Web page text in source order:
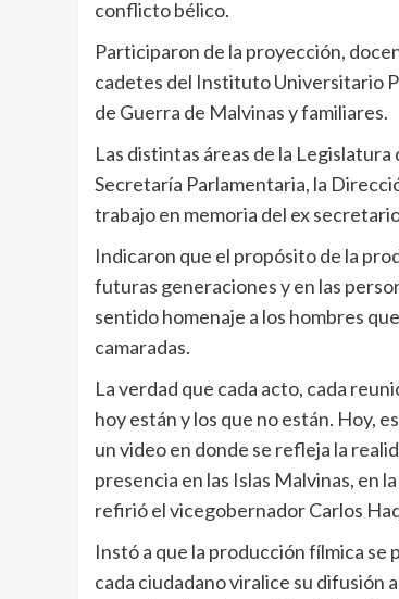
conflicto bélico.
Participaron de la proyección,
cadetes del Instituto Universitario
de Guerra de Malvinas y familiares.
Las distintas áreas de la
Secretaría Parlamentaria, la
trabajo en memoria del ex
Indicaron que el propósito de la
futuras generaciones y en las
sentido homenaje a los hombres
camaradas.
La verdad que cada acto, cada
hoy están y los que no están. Hoy,
un video en donde se refleja la
presencia en las Islas Malvinas, en
refirió el vicegobernador Carlos
Instó a que la producción fílmica se
cada ciudadano viralice su difusión